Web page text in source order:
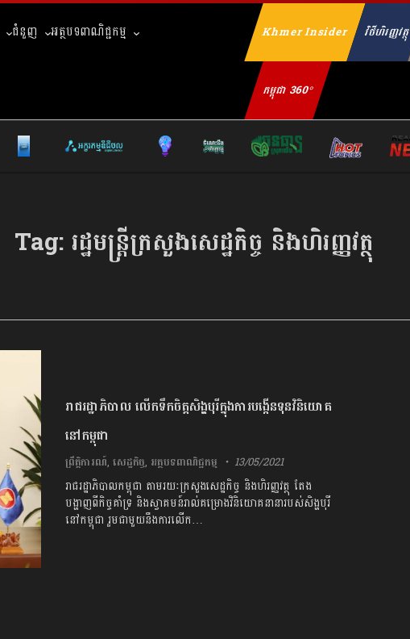
ជំនួញ អត្ថបទពាណិជ្ជកម្ម Khmer Insider វិថីហិរញ្ញវត្ថុ
កម្ពុជា 360°
Tag:រដ្ឋមន្ត្រីក្រសួងសេដ្ឋកិច្ច និងហិរញ្ញវត្ថុ
រាជរដ្ឋាភិបាល លើកទឹកចិត្តសិង្ហបុរីក្នុងការបង្កើនទុនវិនិយោគ
នៅកម្ពុជា
ព្រឹត្តិការណ៍, សេដ្ឋកិច្ច, អត្ថបទពាណិជ្ជកម្ម 13/05/2021
រាជរដ្ឋាភិបាលកម្ពុជា តាមរយៈក្រសួងសេដ្ឋកិច្ច និងហិរញ្ញវត្ថុ តែង
បង្ហាញពីកិច្ចគាំទ្រ និងស្វាគមន៍រាល់គម្រោងវិនិយោគ​នានា​របស់​សិង្ហបុរី
នៅកម្ពុជា រួមជាមួយនឹងការលើក…